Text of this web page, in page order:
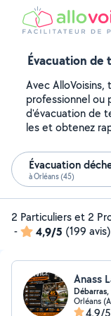
Évacuation de
Avec AlloVoisins,
professionnel ou
d'évacuation de
les et obtenez
Évacuation
à Orléans (45)
2 Particuliers et 2
-
4,9/5 (199 avis)
Anass
Orléans
4,9/5